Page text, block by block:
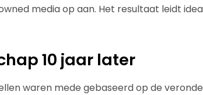
media op aan. Het resultaat leidt
10 jaar later
waren mede gebaseerd op de